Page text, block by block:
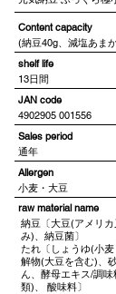
​Content capacity
(納豆40g、減塩あま
shelf life
13日間
JAN code
4902905 001556
​Sales period
通年
Allergen
小麦・大豆
​raw material name
納豆〔大豆(アメリ
み)、納豆菌〕
たれ〔しょうゆ(小
解物(大豆を含む)、
ん、酵母エキス/調
類)、 酸味料〕